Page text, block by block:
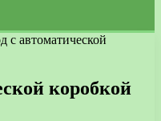
с автоматической
коробкой